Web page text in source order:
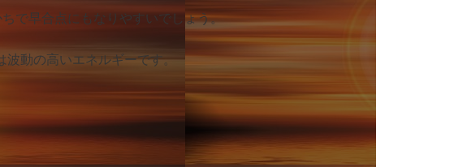
で早合点にもなりやすいでしょう。
波動の高いエネルギーです。